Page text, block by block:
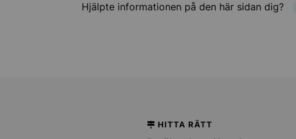
Hjälpte informationen på den här sidan dig?
HITTA RÄTT